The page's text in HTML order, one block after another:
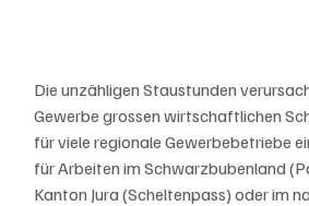
Die unzähligen Staustunden
Gewerbe grossen wirtschaftlichen
für viele regionale Gewerbebetriebe
für Arbeiten im Schwarzbubenland
Kanton Jura (Scheltenpass) oder im